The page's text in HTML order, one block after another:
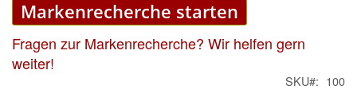
Markenrecherche starten
Fragen zur Markenrecherche? Wir helfen gern
weiter!
SKU 100